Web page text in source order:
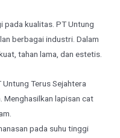
pada kualitas. PT Untung
berbagai industri. Dalam
tahan lama, dan estetis.
Terus Sejahtera
lapisan cat
pada suhu tinggi